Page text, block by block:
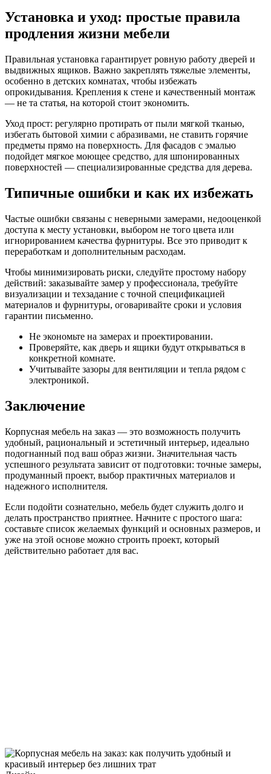
Установка и уход: простые правила
продления жизни мебели
Правильная установка гарантирует ровную работу дверей и
выдвижных ящиков. Важно закреплять тяжелые элементы,
особенно в детских комнатах, чтобы избежать
опрокидывания. Крепления к стене и качественный монтаж
— не та статья, на которой стоит экономить.
Уход прост: регулярно протирать от пыли мягкой тканью,
избегать бытовой химии с абразивами, не ставить горячие
предметы прямо на поверхность. Для фасадов с эмалью
подойдет мягкое моющее средство, для шпонированных
поверхностей — специализированные средства для дерева.
Типичные ошибки и как их избежать
Частые ошибки связаны с неверными замерами, недооценкой
доступа к месту установки, выбором не того цвета или
игнорированием качества фурнитуры. Все это приводит к
переработкам и дополнительным расходам.
Чтобы минимизировать риски, следуйте простому набору
действий: заказывайте замер у профессионала, требуйте
визуализации и техзадание с точной спецификацией
материалов и фурнитуры, оговаривайте сроки и условия
гарантии письменно.
Не экономьте на замерах и проектировании.
Проверяйте, как дверь и ящики будут открываться в
конкретной комнате.
Учитывайте зазоры для вентиляции и тепла рядом с
электроникой.
Заключение
Корпусная мебель на заказ — это возможность получить
удобный, рациональный и эстетичный интерьер, идеально
подогнанный под ваш образ жизни. Значительная часть
успешного результата зависит от подготовки: точные замеры,
продуманный проект, выбор практичных материалов и
надежного исполнителя.
Если подойти сознательно, мебель будет служить долго и
делать пространство приятнее. Начните с простого шага:
составьте список желаемых функций и основных размеров, и
уже на этой основе можно строить проект, который
действительно работает для вас.